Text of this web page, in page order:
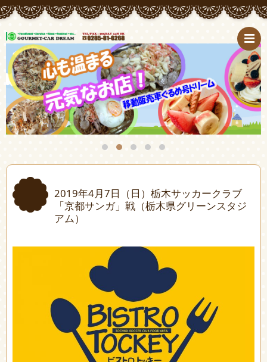
2019年4月7日（日）栃木サッカークラブ
「京都サンガ」戦（栃木県グリーンスタジ
アム）